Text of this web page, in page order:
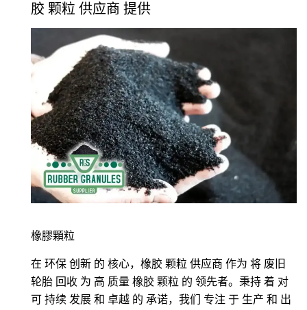
胶 颗粒 供应商 提供
橡膠顆粒
在 环保 创新 的 核心，橡胶 颗粒 供应商 作为 将 废旧
轮胎 回收 为 高 质量 橡胶 颗粒 的 领先者。秉持 着 对
可 持续 发展 和 卓越 的 承诺，我们 专注 于 生产 和 出